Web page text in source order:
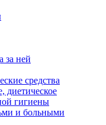
за ней
средства
диетическое
гигиены
и больными